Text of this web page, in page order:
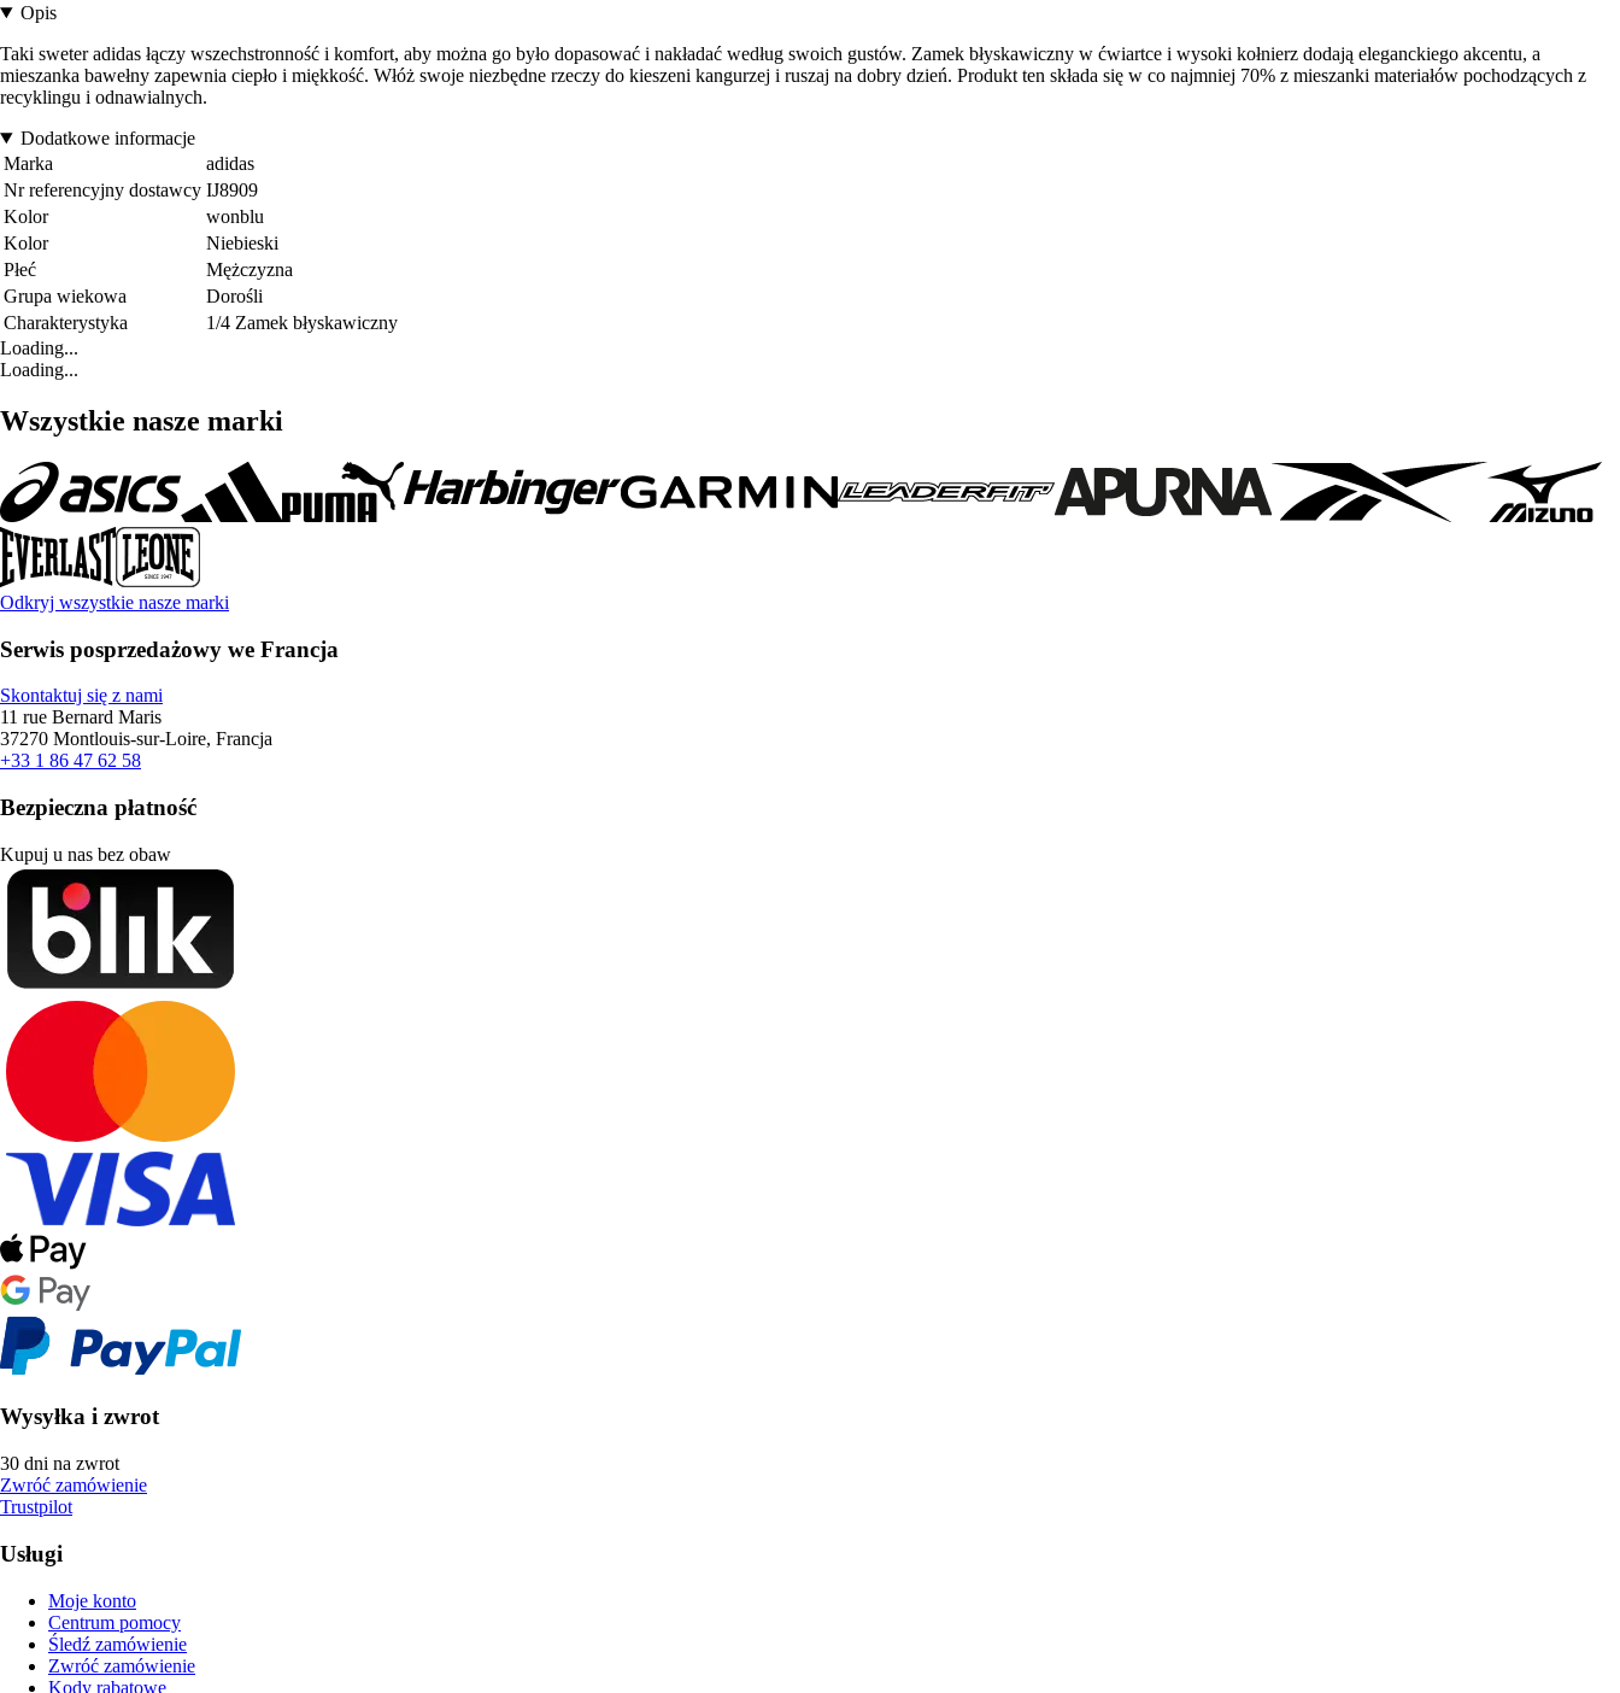
Opis
Taki sweter adidas łączy wszechstronność i komfort, aby można go było dopasować i nakładać według swoich gustów. Zamek błyskawiczny w ćwiartce i wysoki kołnierz dodają eleganckiego akcentu, a
mieszanka bawełny zapewnia ciepło i miękkość. Włóż swoje niezbędne rzeczy do kieszeni kangurzej i ruszaj na dobry dzień. Produkt ten składa się w co najmniej 70% z mieszanki materiałów pochodzących z
recyklingu i odnawialnych.
Dodatkowe informacje
Marka
adidas
Nr referencyjny dostawcy IJ8909
Kolor
wonblu
Kolor
Niebieski
Płeć
Mężczyzna
Grupa wiekowa
Dorośli
Charakterystyka
1/4 Zamek błyskawiczny
Loading...
Loading...
Wszystkie nasze marki
Odkryj wszystkie nasze marki
Serwis posprzedażowy we Francja
Skontaktuj się z nami
11 rue Bernard Maris
37270 Montlouis-sur-Loire, Francja
+33 1 86 47 62 58
Bezpieczna płatność
Kupuj u nas bez obaw
Wysyłka i zwrot
30 dni na zwrot
Zwróć zamówienie
Trustpilot
Usługi
Moje konto
Centrum pomocy
Śledź zamówienie
Zwróć zamówienie
Kody rabatowe